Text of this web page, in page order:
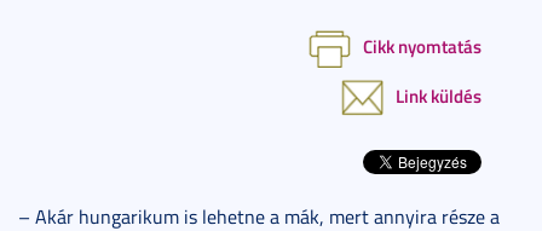
Cikk nyomtatás
Link küldés
– Akár hungarikum is lehetne a mák, mert annyira része a